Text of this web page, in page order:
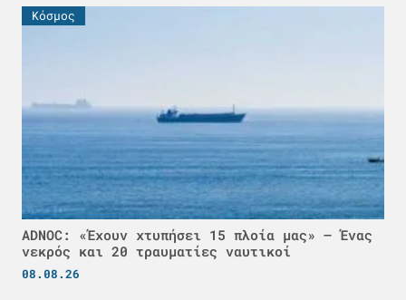
Κόσμος
ADNOC: «Έχουν χτυπήσει 15 πλοία μας» – Ένας
νεκρός και 20 τραυματίες ναυτικοί
08.08.26